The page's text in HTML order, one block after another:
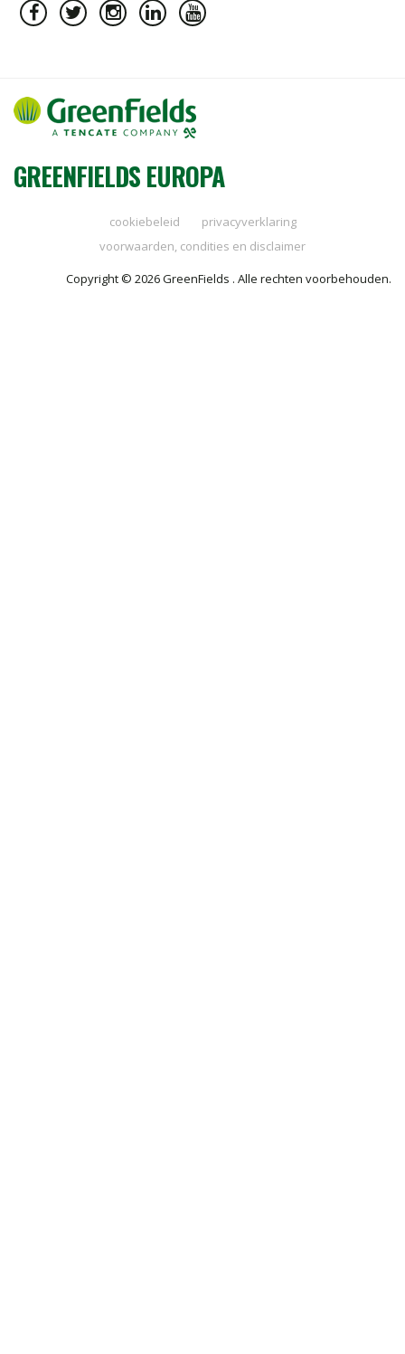
GREENFIELDS EUROPA
cookiebeleid
privacyverklaring
voorwaarden, condities en disclaimer
Copyright © 2026 GreenFields . Alle rechten voorbehouden.